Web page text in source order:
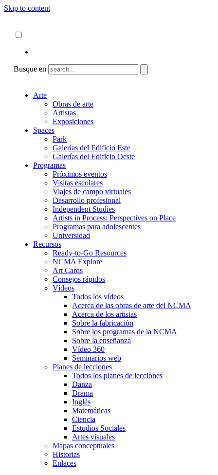
Skip to content
Busque en
Arte
Obras de arte
Artistas
Exposiciones
Spaces
Park
Galerías del Edificio Este
Galerías del Edificio Oeste
Programas
Próximos eventos
Visitas escolares
Viajes de campo virtuales
Desarrollo profesional
Independent Studies
Artists in Process: Perspectives on Place
Programas para adolescentes
Universidad
Recursos
Ready-to-Go Resources
NCMA Explore
Art Cards
Consejos rápidos
Vídeos
Todos los vídeos
Acerca de las obras de arte del NCMA
Acerca de los artistas
Sobre la fabricación
Sobre los programas de la NCMA
Sobre la enseñanza
Vídeo 360
Seminarios web
Planes de lecciones
Todos los planes de lecciones
Danza
Drama
Inglés
Matemáticas
Ciencia
Estudios Sociales
Artes visuales
Mapas conceptuales
Historias
Enlaces